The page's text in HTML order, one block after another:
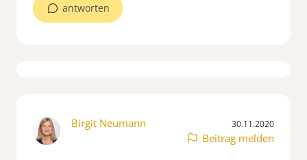
antworten
Birgit Neumann 30.11.2020
Beitrag melden